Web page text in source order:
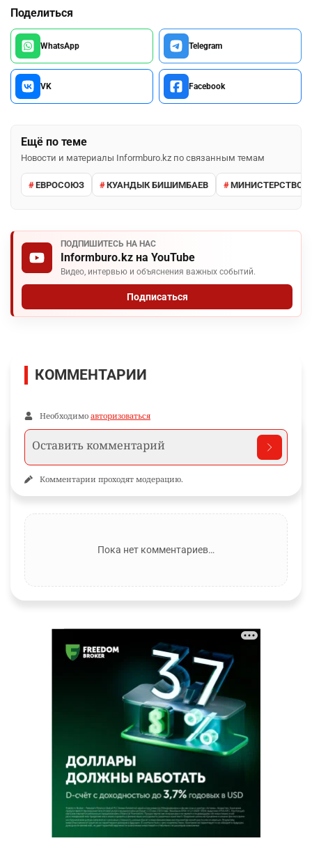
Поделиться
WhatsApp Telegram
VK Facebook
Ещё по теме
Новости и материалы Informburo.kz по связанным темам
ЕВРОСОЮЗ КУАНДЫК БИШИМБАЕВ МИНИСТЕРСТВО
ПОДПИШИТЕСЬ НА НАС
Informburo.kz на YouTube
Видео, интервью и объяснения важных событий.
Подписаться
КОММЕНТАРИИ
Необходимо авторизоваться
Комментарии проходят модерацию.
Пока нет комментариев…